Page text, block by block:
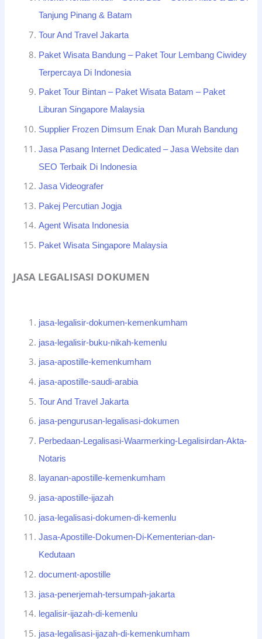
Tanjung Pinang & Batam
Tour And Travel Jakarta
Paket Wisata Bandung – Paket Tour Lembang Ciwidey
Terpercaya Di Indonesia
Paket Tour Bintan – Paket Wisata Batam – Paket
Liburan Singapore Malaysia
Supplier Frozen Dimsum Enak Dan Murah Bandung
Jasa Pasang Internet Dedicated – Jasa Website dan
SEO Terbaik Di Indonesia
Jasa Videografer
Pakej Percutian Jogja
Agent Wisata Indonesia
Paket Wisata Singapore Malaysia
JASA LEGALISASI DOKUMEN
jasa-legalisir-dokumen-kemenkumham
jasa-legalisir-buku-nikah-kemenlu
jasa-apostille-kemenkumham
jasa-apostille-saudi-arabia
Tour And Travel Jakarta
jasa-pengurusan-legalisasi-dokumen
Perbedaan-Legalisasi-Waarmerking-Legalisirdan-Akta-
Notaris
layanan-apostille-kemenkumham
jasa-apostille-ijazah
jasa-legalisasi-dokumen-di-kemenlu
Jasa-Apostille-Dokumen-Di-Kementerian-dan-
Kedutaan
document-apostille
jasa-penerjemah-tersumpah-jakarta
legalisir-ijazah-di-kemenlu
jasa-legalisasi-ijazah-di-kemenkumham